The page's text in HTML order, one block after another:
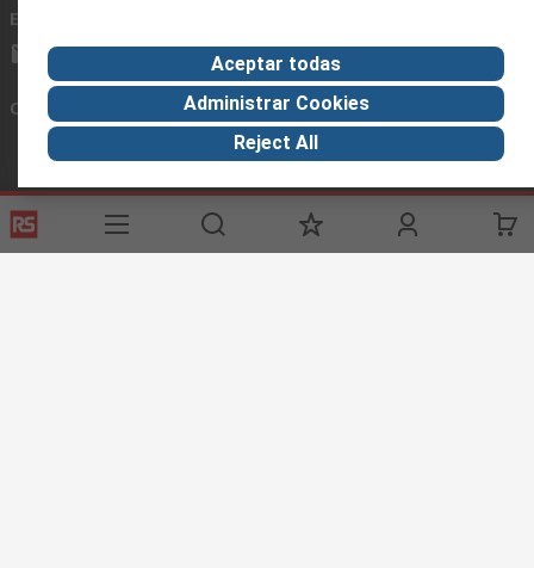
Envíenos un email
ventas@rschile.cl
Conectar con nosotros
Links de ayuda
Aceptar todas
Administrar Cookies
Reject All